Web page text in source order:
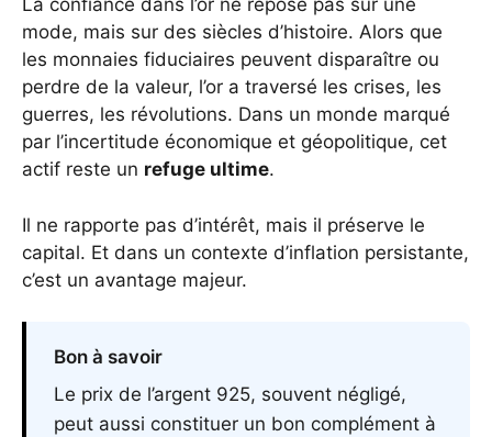
La confiance dans l’or ne repose pas sur une
mode, mais sur des siècles d’histoire. Alors que
les monnaies fiduciaires peuvent disparaître ou
perdre de la valeur, l’or a traversé les crises, les
guerres, les révolutions. Dans un monde marqué
par l’incertitude économique et géopolitique, cet
actif reste un refuge ultime.
Il ne rapporte pas d’intérêt, mais il préserve le
capital. Et dans un contexte d’inflation persistante,
c’est un avantage majeur.
Bon à savoir
Le prix de l’argent 925, souvent négligé,
peut aussi constituer un bon complément à